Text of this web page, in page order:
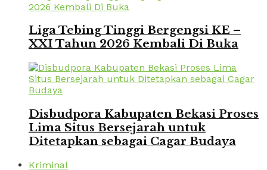
Liga Tebing Tinggi Bergengsi KE –
XXI Tahun 2026 Kembali Di Buka
Disbudpora Kabupaten Bekasi Proses
Lima Situs Bersejarah untuk
Ditetapkan sebagai Cagar Budaya
Kriminal